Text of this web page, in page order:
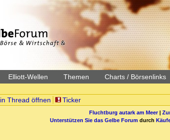
Elliott-Wellen Themen Charts / Börsenlinks
in Thread öffnen Ticker
Fluchtburg autark am Meer|
Unterstützen Sie das Gelbe Forum durch